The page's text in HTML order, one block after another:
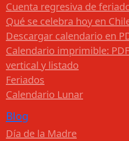
Cuenta regresiva de
Qué se celebra hoy en
Descargar calendario en
Calendario imprimible:
vertical y listado
Feriados
Calendario Lunar
Blog
Día de la Madre